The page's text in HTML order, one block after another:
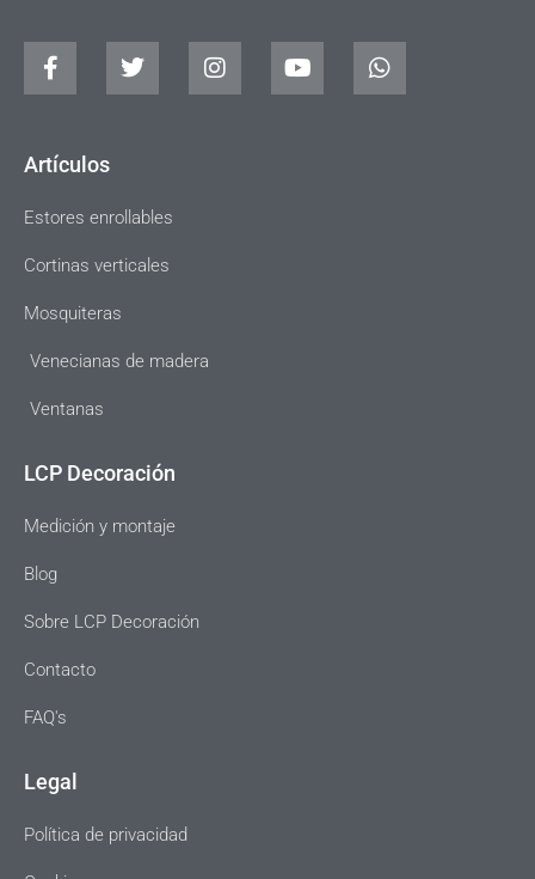
Artículos
Estores enrollables
Cortinas verticales
Mosquiteras
Venecianas de madera
Ventanas
LCP Decoración
Medición y montaje
Blog
Sobre LCP Decoración
Contacto
FAQ's
Legal
Política de privacidad